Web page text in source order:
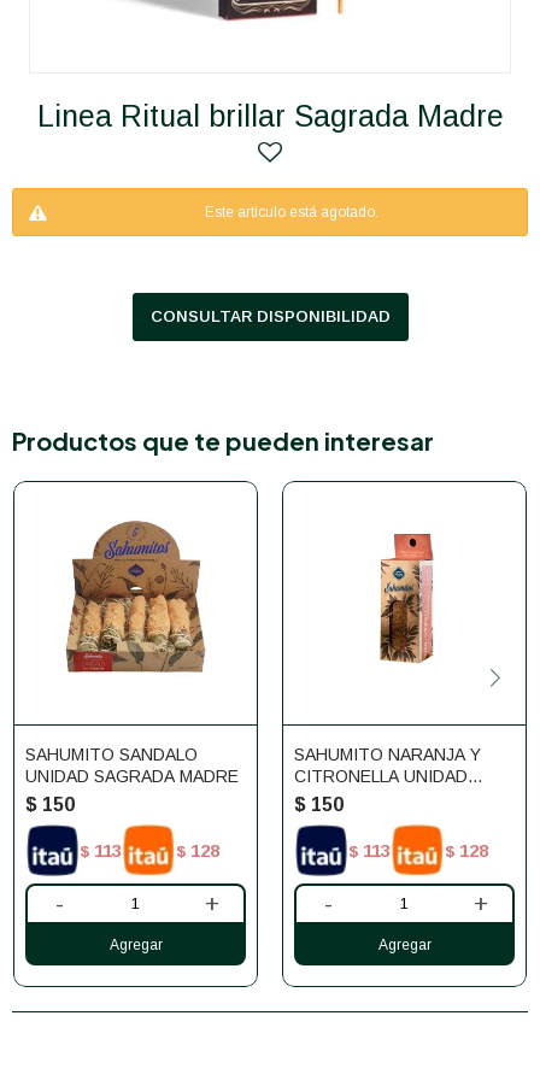
Linea Ritual brillar Sagrada Madre
Este artículo está agotado.
CONSULTAR DISPONIBILIDAD
Productos que te pueden interesar
SAHUMITO SANDALO
UNIDAD SAGRADA MADRE
$ 150
$ 113 $ 128
- +
SAHUMITO NARANJA Y
CITRONELLA UNIDAD
SAGRADA MADRE
$ 150
$ 113 $ 128
- +